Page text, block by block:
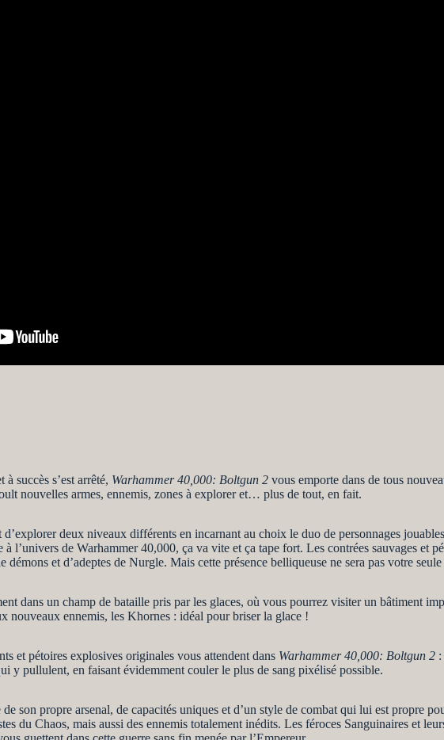
succès s’est arrêté, Warhammer 40,000: Boltgun 2 vous emporte dans de tous
nouvelles armes, ennemis, zones à explorer et… plus de tout, en fait.
deux niveaux différents en incarnant au choix le duo de personnages
l’univers de Warhammer 40,000, ça va vite et ça tape fort. Les contrées sauvages et
démons et d’adeptes de Nurgle. Mais cette présence belliqueuse ne sera pas votre
dans un champ de bataille pris par les glaces, où vous pourrez visiter un bâtiment
nouveaux ennemis, les Khornes : idéal pour briser la glace !
et pétoires explosives originales vous attendent dans Warhammer 40,000: Boltgun 2
y pullulent, en faisant évidemment couler le plus de sang pixélisé possible.
son propre arsenal, de capacités uniques et d’un style de combat qui lui est propre
du Chaos, mais aussi des ennemis totalement inédits. Les féroces Sanguinaires et